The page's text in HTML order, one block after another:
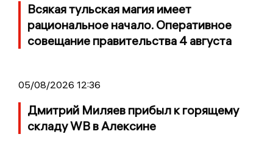
Всякая тульская магия имеет
рациональное начало. Оперативное
совещание правительства 4 августа
05/08/2026 12:36
Дмитрий Миляев прибыл к горящему
складу WB в Алексине